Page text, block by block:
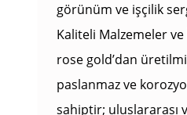
görünüm ve işçilik
Kaliteli Malzemeler ve
rose gold’dan
paslanmaz ve
sahiptir; uluslararası